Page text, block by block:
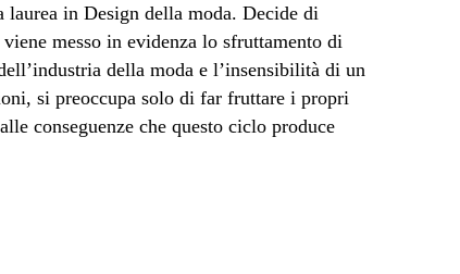
in Design della moda. Decide di
messo in evidenza lo sfruttamento di
della moda e l’insensibilità di un
si preoccupa solo di far fruttare i propri
conseguenze che questo ciclo produce